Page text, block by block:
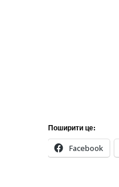
Поширити це:
Facebook